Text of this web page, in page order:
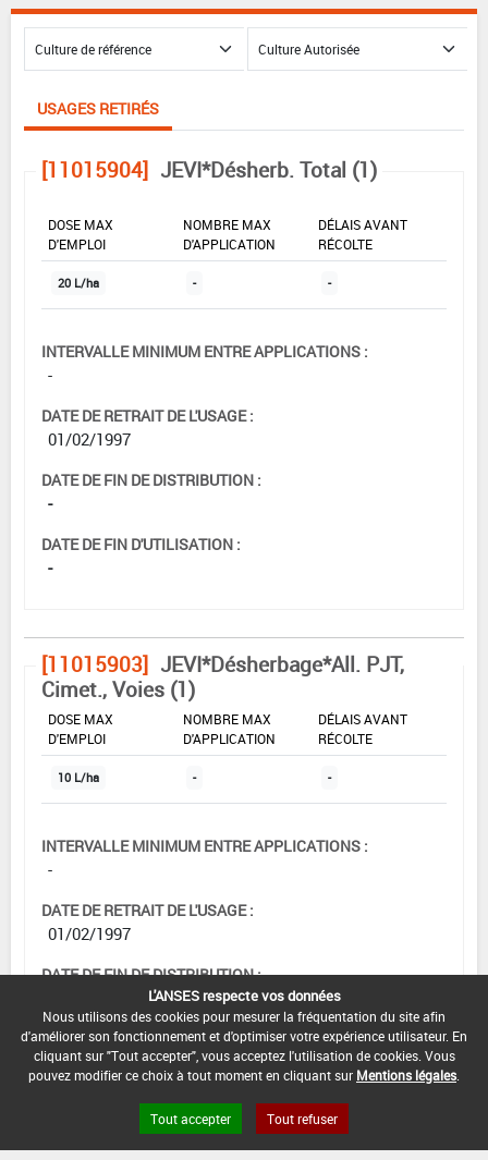
USAGES RETIRÉS
[11015904] JEVI*Désherb. Total (1)
DOSE MAX
D'EMPLOI
NOMBRE MAX
D'APPLICATION
DÉLAIS AVANT
RÉCOLTE
20 L/ha - -
INTERVALLE MINIMUM ENTRE APPLICATIONS :
-
DATE DE RETRAIT DE L'USAGE :
01/02/1997
DATE DE FIN DE DISTRIBUTION :
-
DATE DE FIN D'UTILISATION :
-
[11015903] JEVI*Désherbage*All. PJT,
Cimet., Voies (1)
DOSE MAX
D'EMPLOI
NOMBRE MAX
D'APPLICATION
DÉLAIS AVANT
RÉCOLTE
10 L/ha - -
INTERVALLE MINIMUM ENTRE APPLICATIONS :
-
DATE DE RETRAIT DE L'USAGE :
01/02/1997
DATE DE FIN DE DISTRIBUTION :
DATE DE FIN D'UTILISATION :
-
L'ANSES respecte vos données
Nous utilisons des cookies pour mesurer la fréquentation du site afin
d'améliorer son fonctionnement et d'optimiser votre expérience utilisateur. En
cliquant sur "Tout accepter", vous acceptez l'utilisation de cookies. Vous
pouvez modifier ce choix à tout moment en cliquant sur Mentions légales
Tout accepter Tout refuser